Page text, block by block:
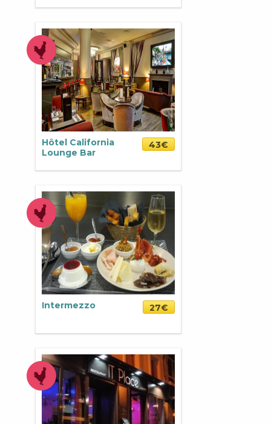
Hôtel California
Lounge Bar
43€
Intermezzo 27€